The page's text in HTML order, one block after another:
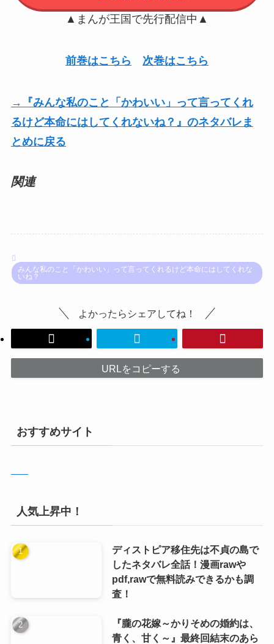
▲まんが王国で先行配信中▲
前巻はこちら 次巻はこちら
→『みんな私のこと「かわいい」って言ってくれ
るけど本命にはしてくれないね？』のネタバレま
とめに戻る
関連
みんな私のこと「かわいい」って言ってくれるけど本命にはしてくれな
いね？
よかったらシェアしてね！
URLをコピーする
おすすめサイト
人気上昇中！
ディストピア移住先は不貞の島で
したネタバレ全話！漫画rawや
pdf,rawで無料読みできるかも調
査！
『朧の花嫁～かりそめの婚約は、
青く、甘く～』最終回結末のあら